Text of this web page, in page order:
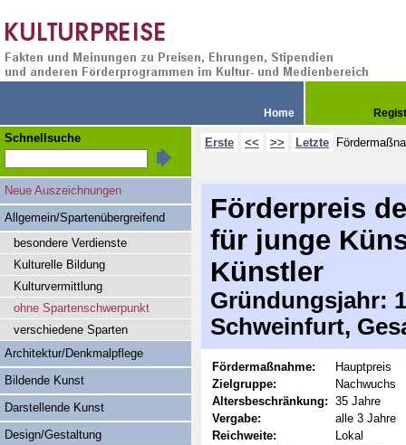
Home
Erste << >> Letzte
Förderpreis
für junge
Künstler
Gründungsjahr:
Schweinfurt,
Fördermaßnahme:
Hauptpreis
Zielgruppe:
Nachwuchs
Altersbeschränkung: 35 Jahre
Vergabe:
alle 3 Jahre
Reichweite:
Lokal
Schnellsuche
Neue Auszeichnungen
Allgemein/Spartenübergreifend
besondere Verdienste
Kulturelle Bildung
Kulturvermittlung
ohne Spartenschwerpunkt
verschiedene Sparten
Architektur/Denkmalpflege
Bildende Kunst
Darstellende Kunst
Design/Gestaltung